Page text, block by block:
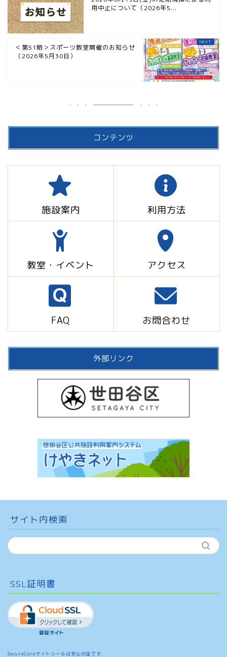
用中止について（2026年5...
＜第51期＞スポーツ教室開催のお知らせ
（2026年5月30日）
コンテンツ
施設案内 利用方法
教室・イベント アクセス
FAQ お問合わせ
外部リンク
サイト内検索
SSL証明書
SecureCoreサイトシールは安心の証です